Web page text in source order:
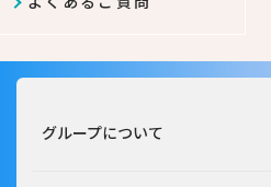
グループについて